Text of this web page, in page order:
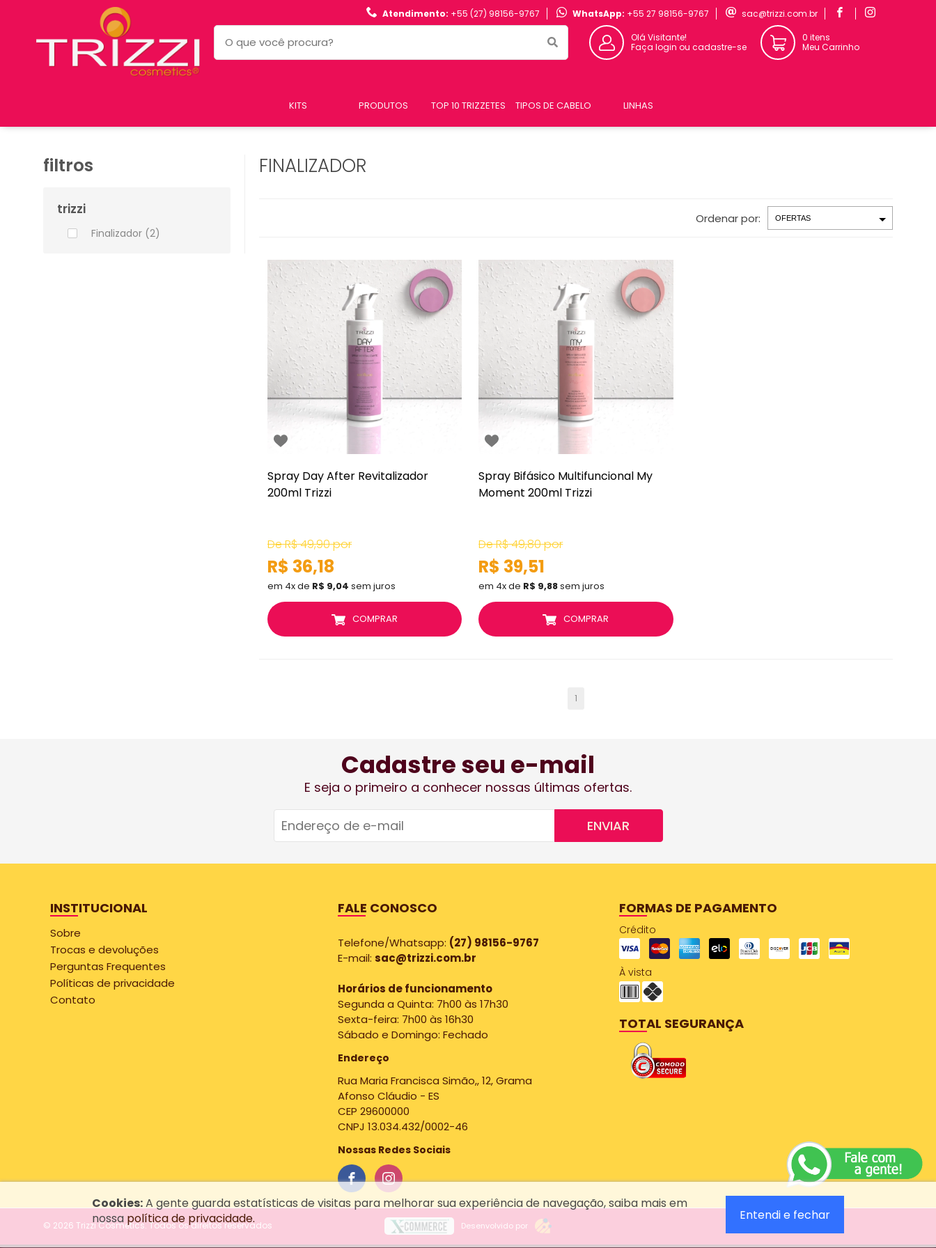
Atendimento: +55 (27) 98156-9767 WhatsApp: +55 27 98156-9767
sac@trizzi.com.br
Olá Visitante!
Faça login ou cadastre-se
0 itens
Meu Carrinho
KITS PRODUTOS TOP 10 TRIZZETES TIPOS DE CABELO LINHAS
filtros
trizzi
Finalizador (2)
FINALIZADOR
Ordenar por:
Spray Day After Revitalizador
200ml Trizzi
DeR$ 49,90por
R$ 36,18
em 4x de R$ 9,04 sem juros
COMPRAR
Spray Bifásico Multifuncional My
Moment 200ml Trizzi
DeR$ 49,80por
R$ 39,51
em 4x de R$ 9,88sem juros
COMPRAR
1
Cadastre seu e-mail
E seja o primeiro a conhecer nossas últimas ofertas.
ENVIAR
INSTITUCIONAL
Sobre
Trocas e devoluções
Perguntas Frequentes
Políticas de privacidade
Contato
FALE CONOSCO
Telefone/Whatsapp: (27) 98156-9767
E-mail: sac@trizzi.com.br
Horários de funcionamento
Segunda a Quinta: 7h00 às 17h30
Sexta-feira: 7h00 às 16h30
Sábado e Domingo: Fechado
Endereço
Rua Maria Francisca Simão,, 12, Grama
Afonso Cláudio - ES
CEP 29600000
CNPJ 13.034.432/0002-46
Nossas Redes Sociais
FORMAS DE PAGAMENTO
Crédito
À vista
TOTAL SEGURANÇA
Cookies:A gente guarda estatísticas de visitas para melhorar sua experiência de navegação, saiba mais em
nossa política de privacidade. Entendi e fechar
© 2026 Trizzi Cosmetics.Todos os direitos reservados Desenvolvido por